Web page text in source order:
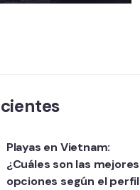
Playas en Vietnam:
¿Cuáles son las mejores
opciones según el perfil